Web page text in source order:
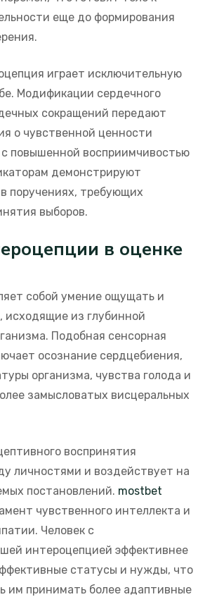
еще до формирования
играет исключительную
Модификации сердечного
сокращений передают
о чувственной ценности
повышенной восприимчивостью
демонстрируют
поручениях, требующих
выборов.
в оценке
собой умение ощущать и
исходящие из глубинной
Подобная сенсорная
осознание сердцебиения,
организма, чувства голода и
замысловатых висцеральных
воспринятия
личностями и воздействует на
постановлений. mostbet
чувственного интеллекта и
Человек с
интероцепцией эффективнее
статусы и нужды, что
им принимать более адаптивные